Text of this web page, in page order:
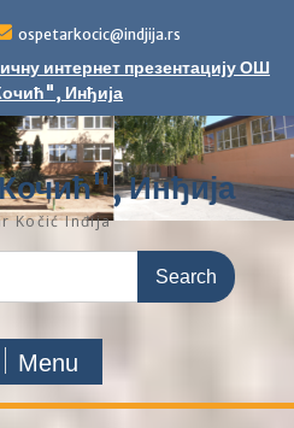
ospetarkocic@indjija.rs
интернет презентацију ОШ
Инђија
Инђија
Kočić Inđija
Menu